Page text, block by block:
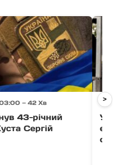
— 42 Хв
43-річний
Сергій
10
У
>